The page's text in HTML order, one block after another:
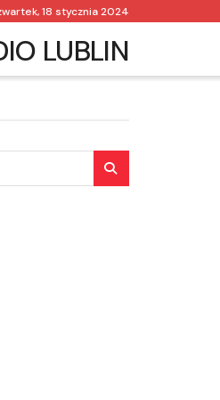
18 stycznia 2024
LUBLIN